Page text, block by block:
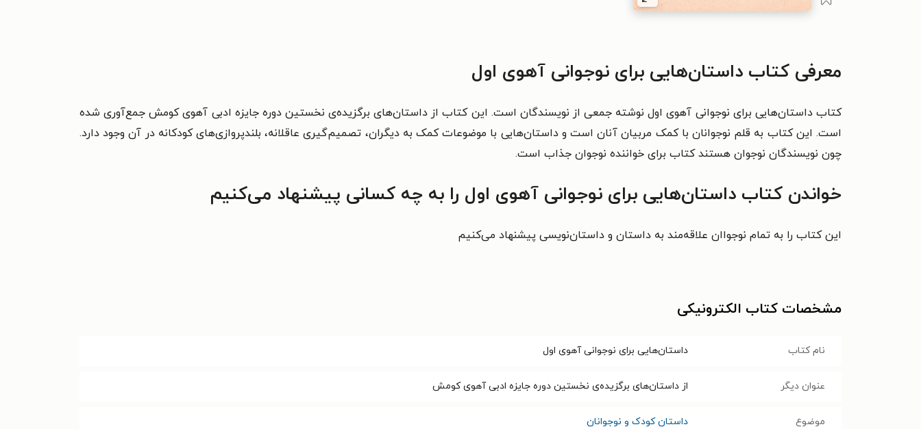
معرفی کتاب داستان‌هایی برای نوجوانی آهوی اول
کتاب داستان‌هایی برای نوجوانی آهوی اول نوشته جمعی از نویسندگان است. این کتاب از داستان‌های برگزیده‌ی نخستین دوره جایزه ادبی آهوی کومش جمع‌آوری شده
است. این کتاب به قلم نوجوانان با کمک مربیان آنان است و داستان‌هایی با موضوعات کمک به دیگران، تصمیم‌گیری عاقلانه، بلندپروازی‌های کودکانه در آن وجود دارد.
چون نویسندگان نوجوان هستند کتاب برای خواننده نوجوان جذاب است.
خواندن کتاب داستان‌هایی برای نوجوانی آهوی اول را به چه کسانی پیشنهاد می‌کنیم
این کتاب را به تمام نوجواان علاقه‌مند به داستان و داستان‌نویسی پیشنهاد می‌کنیم
مشخصات کتاب الکترونیکی
نام کتاب داستان‌هایی برای نوجوانی آهوی اول
عنوان دیگر از داستان‌های برگزیده‌ی نخستین دوره جایزه ادبی آهوی کومش
موضوع داستان کودک و نوجوانان